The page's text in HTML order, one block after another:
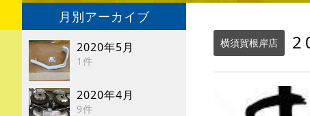
月別アーカイブ
2020年5月
1件
2020年4月
9件
横須賀根岸店